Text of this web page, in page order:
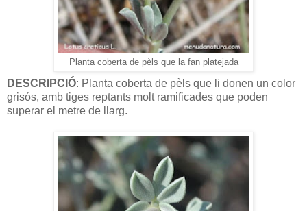
Planta coberta de pèls que la fan platejada
DESCRIPCIÓ: Planta coberta de pèls que li donen un color
grisós, amb tiges reptants molt ramificades que poden
superar el metre de llarg.